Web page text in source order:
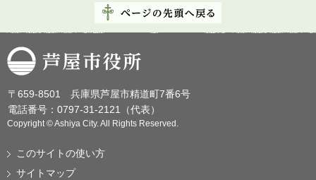
芦屋市役所
〒659-8501 兵庫県芦屋市精道町7番6号
電話番号：0797-31-2121（代表）
Copyright © Ashiya City. All Rights Reserved.
このサイトの使い方
サイトマップ